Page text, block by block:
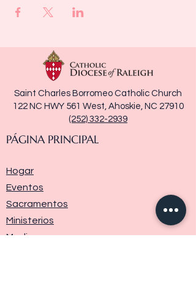
Saint Charles Borromeo Catholic Church
122 NC HWY 561 West, Ahoskie, NC 27910
(252) 332-2939
PÁGINA PRINCIPAL
Hogar
Eventos
Sacramentos
Ministerios
Media